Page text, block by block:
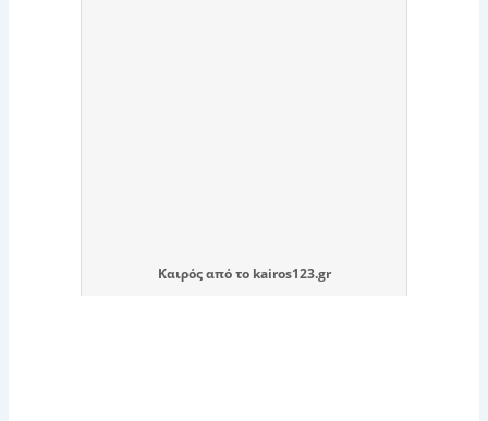
Καιρόςαπό το kairos123.gr